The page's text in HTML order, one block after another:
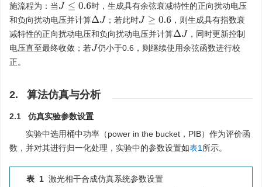
施流程为：当J≤ 0.6
时，生成具有余弦衰减特性的正向扰动电压
和负向扰动电压并计算ΔJ ；若此时J≥ 0.6
，则生成具有指数衰
减特性的正向扰动电压和负向扰动电压并计算ΔJ
，同时更新控制
电压直至最终收敛；若J 仍小于0.6，则继续使用余弦函数进行校
正。
2. 算法仿真与分析
2.1 仿真实验参数设置
实验中选用桶中功率（power in the bucket，PIB）作为评价函
数，并对其进行归一化处理，实验中的参数设置如表1 所示。
表 1 激光相干合成仿真系统参数设置